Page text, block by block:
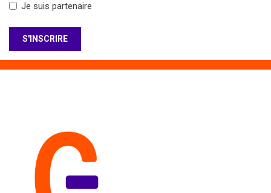
Je suis partenaire
S'INSCRIRE